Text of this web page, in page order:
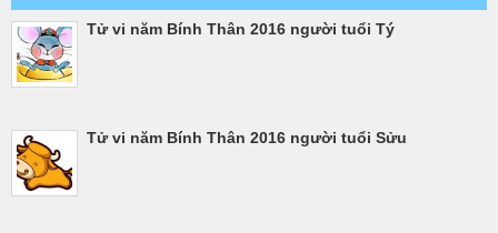
Tử vi năm Bính Thân 2016 người tuổi Tý
Tử vi năm Bính Thân 2016 người tuổi Sửu